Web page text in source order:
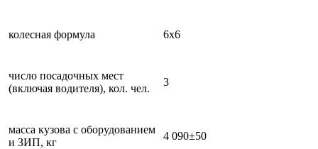
колесная формула 6х6
число посадочных мест
(включая водителя), кол. чел.
3
масса кузова с оборудованием
и ЗИП, кг
4 090±50